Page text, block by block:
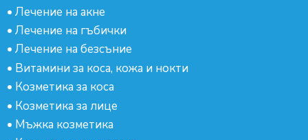
• Лечение на акне
• Лечение на гъбички
• Лечение на безсъние
• Витамини за коса, кожа и нокти
• Козметика за коса
• Козметика за лице
• Мъжка козметика